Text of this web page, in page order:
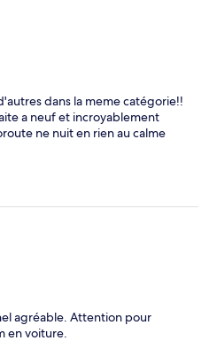
dans la meme catégorie!!
a neuf et incroyablement
ne nuit en rien au calme
agréable. Attention pour
en voiture.